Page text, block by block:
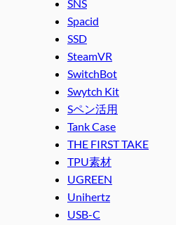
SNS
Spacid
SSD
SteamVR
SwitchBot
Swytch Kit
Sペン活用
Tank Case
THE FIRST TAKE
TPU素材
UGREEN
Unihertz
USB-C